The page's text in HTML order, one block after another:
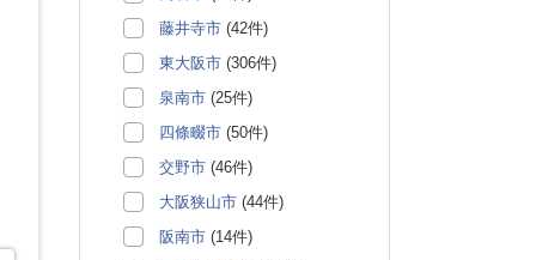
藤井寺市 (42件)
東大阪市 (306件)
泉南市 (25件)
四條畷市 (50件)
交野市 (46件)
大阪狭山市 (44件)
阪南市 (14件)